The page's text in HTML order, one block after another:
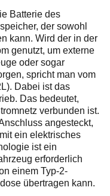
Batterie des
der sowohl
kann. Wird der in der
genutzt, um externe
oder sogar
spricht man vom
Dabei ist das
Das bedeutet,
verbunden ist.
angesteckt,
ein elektrisches
ist ein
erforderlich
einem Typ-2-
übertragen kann.